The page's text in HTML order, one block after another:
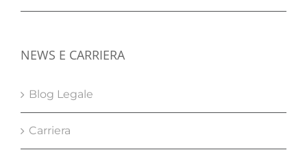
NEWS E CARRIERA
Blog Legale
Carriera